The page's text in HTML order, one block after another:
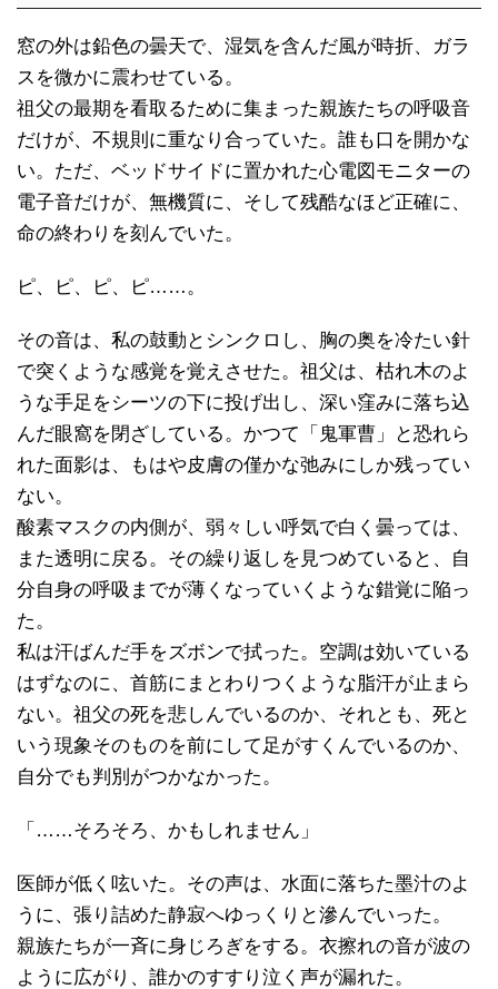
窓の外は鉛色の曇天で、湿気を含んだ風が時折、ガラ
スを微かに震わせている。
祖父の最期を看取るために集まった親族たちの呼吸音
だけが、不規則に重なり合っていた。誰も口を開かな
い。ただ、ベッドサイドに置かれた心電図モニターの
電子音だけが、無機質に、そして残酷なほど正確に、
命の終わりを刻んでいた。
ピ、ピ、ピ、ピ……。
その音は、私の鼓動とシンクロし、胸の奥を冷たい針
で突くような感覚を覚えさせた。祖父は、枯れ木のよ
うな手足をシーツの下に投げ出し、深い窪みに落ち込
んだ眼窩を閉ざしている。かつて「鬼軍曹」と恐れら
れた面影は、もはや皮膚の僅かな弛みにしか残ってい
ない。
酸素マスクの内側が、弱々しい呼気で白く曇っては、
また透明に戻る。その繰り返しを見つめていると、自
分自身の呼吸までが薄くなっていくような錯覚に陥っ
た。
私は汗ばんだ手をズボンで拭った。空調は効いている
はずなのに、首筋にまとわりつくような脂汗が止まら
ない。祖父の死を悲しんでいるのか、それとも、死と
いう現象そのものを前にして足がすくんでいるのか、
自分でも判別がつかなかった。
「……そろそろ、かもしれません」
医師が低く呟いた。その声は、水面に落ちた墨汁のよ
うに、張り詰めた静寂へゆっくりと滲んでいった。
親族たちが一斉に身じろぎをする。衣擦れの音が波の
ように広がり、誰かのすすり泣く声が漏れた。